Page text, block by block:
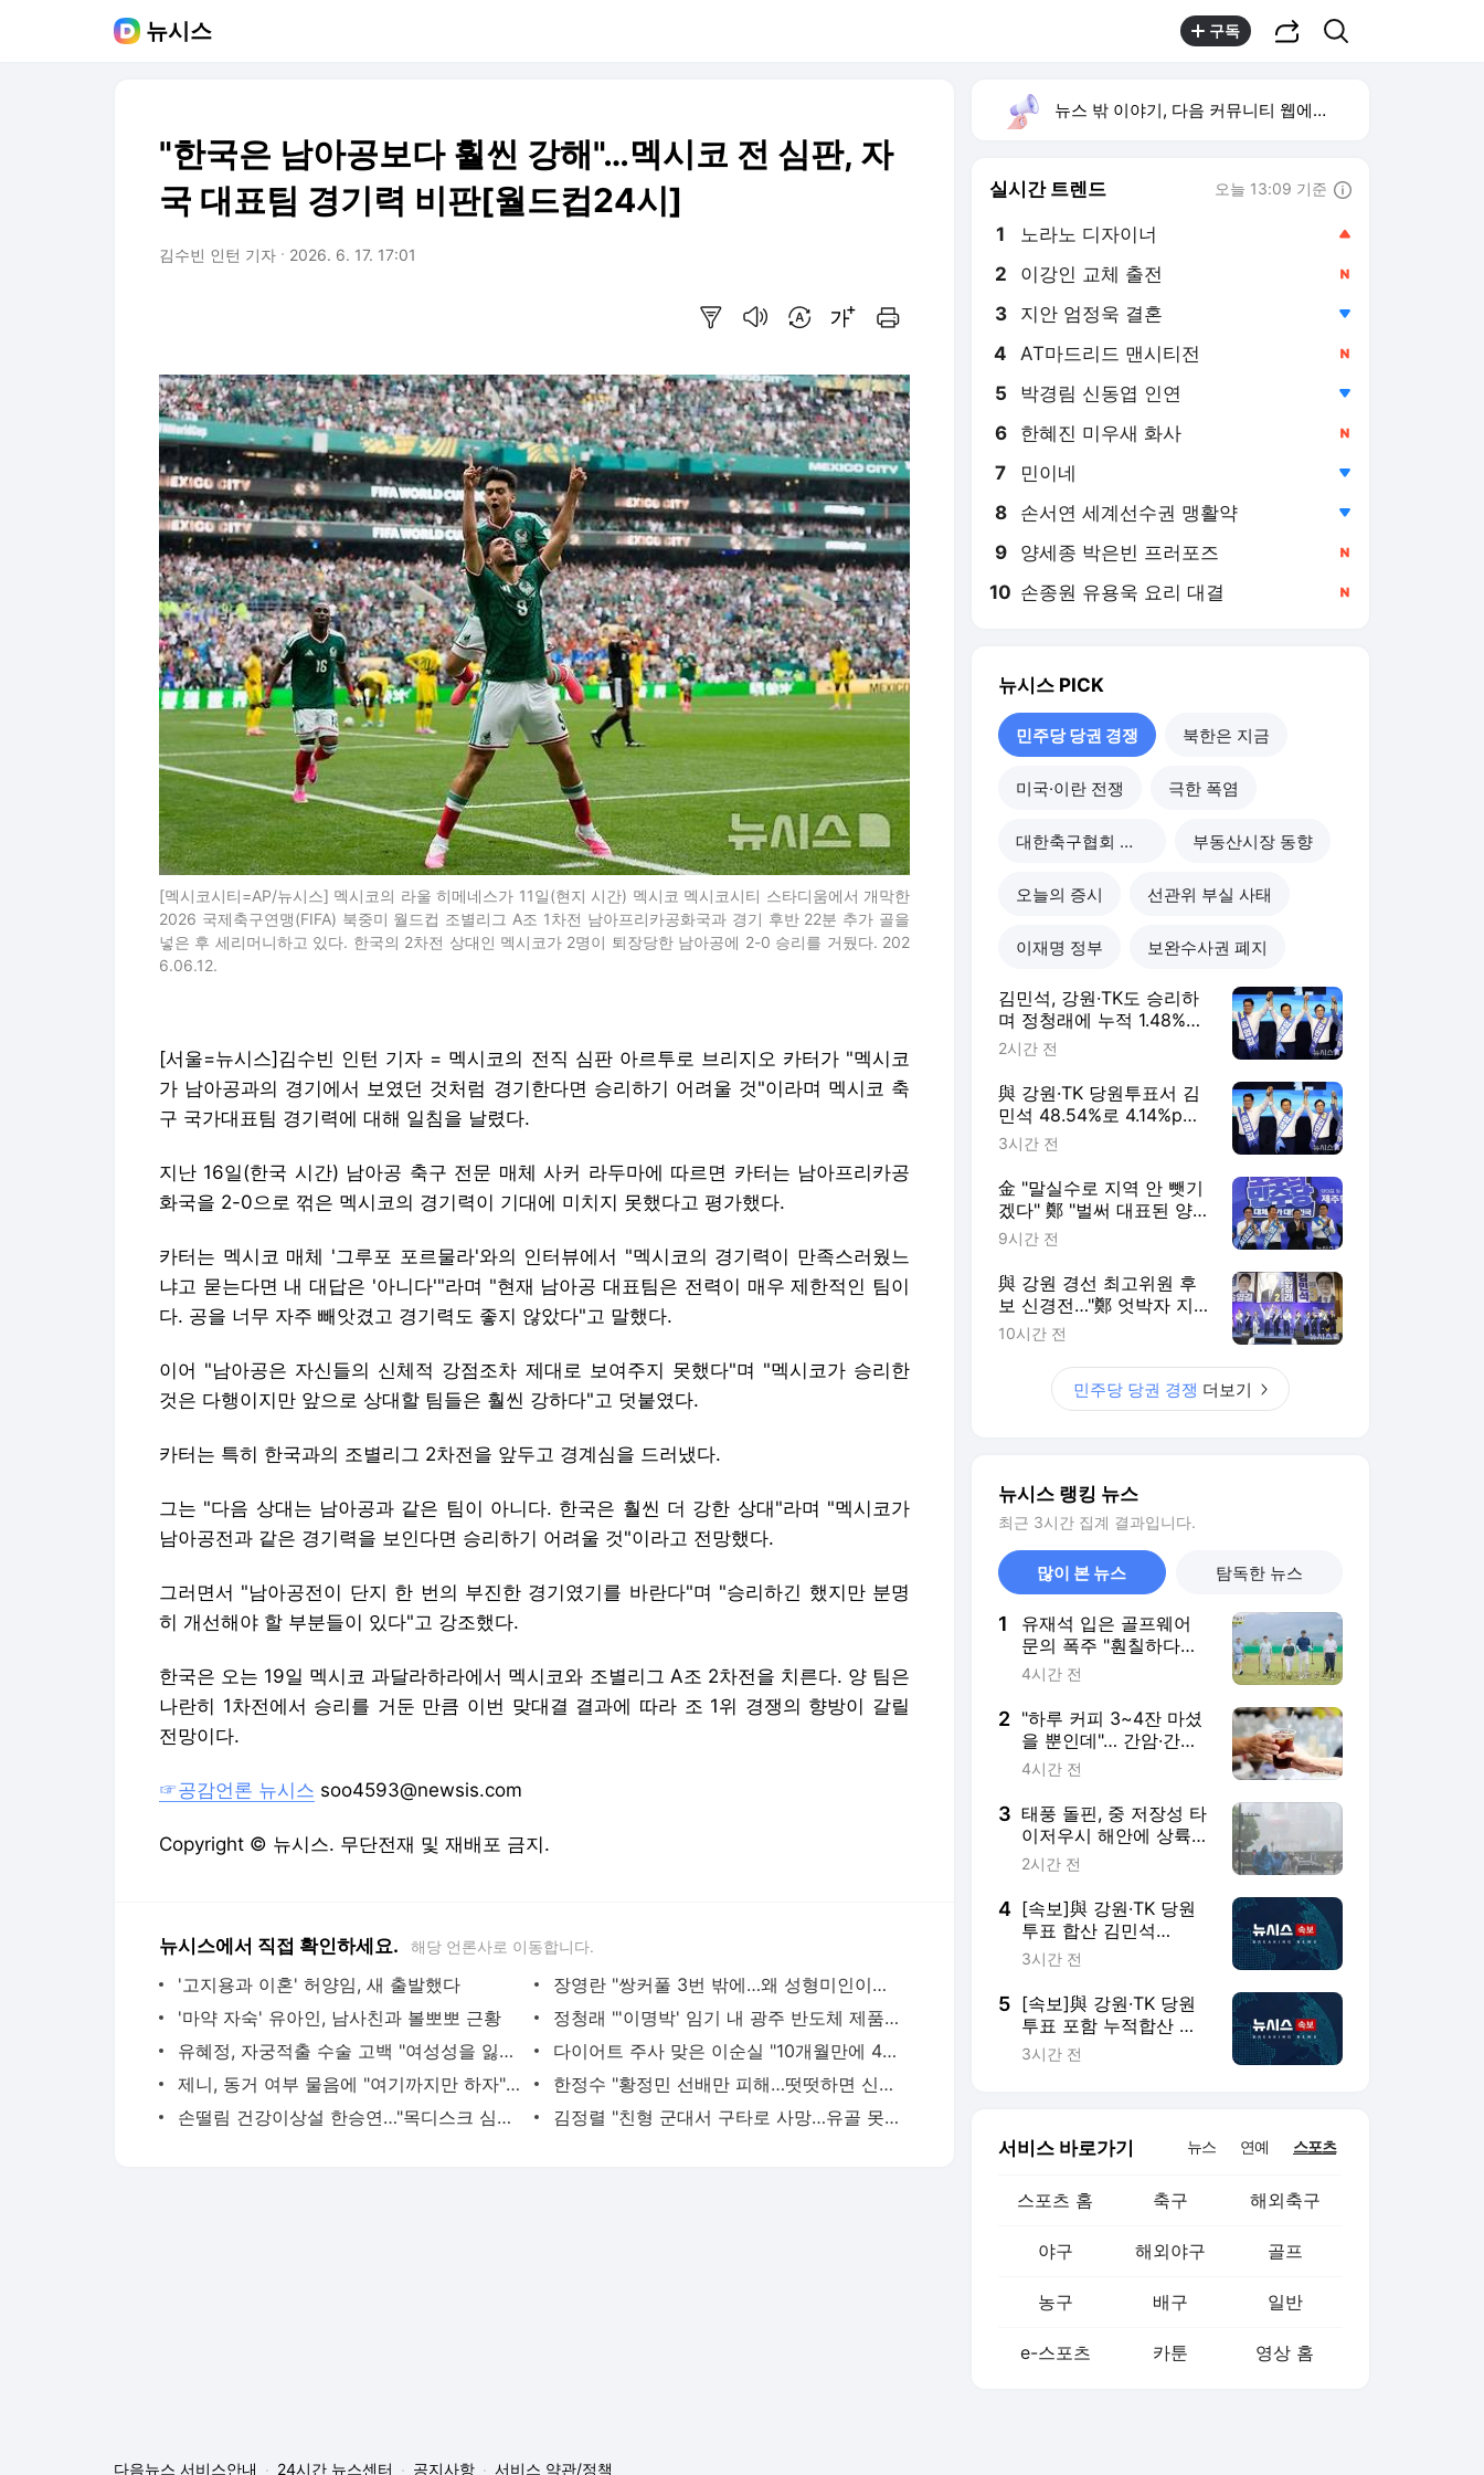
뉴시스 구독
"한국은 남아공보다 훨씬 강해"…멕시코 전 심판, 자
국 대표팀 경기력 비판[월드컵24시]
김수빈 인턴 기자 2026. 6. 17. 17:01
[멕시코시티=AP/뉴시스] 멕시코의 라울 히메네스가 11일(현지 시간) 멕시코 멕시코시티 스타디움에서 개막한
2026 국제축구연맹(FIFA) 북중미 월드컵 조별리그 A조 1차전 남아프리카공화국과 경기 후반 22분 추가 골을
넣은 후 세리머니하고 있다. 한국의 2차전 상대인 멕시코가 2명이 퇴장당한 남아공에 2-0 승리를 거뒀다. 202
6.06.12.
[서울=뉴시스]김수빈 인턴 기자 = 멕시코의 전직 심판 아르투로 브리지오 카터가 "멕시코
가 남아공과의 경기에서 보였던 것처럼 경기한다면 승리하기 어려울 것"이라며 멕시코 축
구 국가대표팀 경기력에 대해 일침을 날렸다.
지난 16일(한국 시간) 남아공 축구 전문 매체 사커 라두마에 따르면 카터는 남아프리카공
화국을 2-0으로 꺾은 멕시코의 경기력이 기대에 미치지 못했다고 평가했다.
카터는 멕시코 매체 '그루포 포르물라'와의 인터뷰에서 "멕시코의 경기력이 만족스러웠느
냐고 묻는다면 내 대답은 '아니다'"라며 "현재 남아공 대표팀은 전력이 매우 제한적인 팀이
다. 공을 너무 자주 빼앗겼고 경기력도 좋지 않았다"고 말했다.
이어 "남아공은 자신들의 신체적 강점조차 제대로 보여주지 못했다"며 "멕시코가 승리한
것은 다행이지만 앞으로 상대할 팀들은 훨씬 강하다"고 덧붙였다.
카터는 특히 한국과의 조별리그 2차전을 앞두고 경계심을 드러냈다.
그는 "다음 상대는 남아공과 같은 팀이 아니다. 한국은 훨씬 더 강한 상대"라며 "멕시코가
남아공전과 같은 경기력을 보인다면 승리하기 어려울 것"이라고 전망했다.
그러면서 "남아공전이 단지 한 번의 부진한 경기였기를 바란다"며 "승리하긴 했지만 분명
히 개선해야 할 부분들이 있다"고 강조했다.
한국은 오는 19일 멕시코 과달라하라에서 멕시코와 조별리그 A조 2차전을 치른다. 양 팀은
나란히 1차전에서 승리를 거둔 만큼 이번 맞대결 결과에 따라 조 1위 경쟁의 향방이 갈릴
전망이다.
☞공감언론 뉴시스 soo4593@newsis.com
Copyright © 뉴시스. 무단전재 및 재배포 금지.
뉴시스에서 직접 확인하세요. 해당 언론사로 이동합니다.
'고지용과 이혼' 허양임, 새 출발했다
장영란 "쌍커풀 3번 밖에…왜 성형미인이라고 하냐"
'마약 자숙' 유아인, 남사친과 볼뽀뽀 근황
정청래 "'이명박' 임기 내 광주 반도체 제품 출시" 말실수…"대통령 이름 잘못 불러 죄송"
유혜정, 자궁적출 수술 고백 "여성성을 잃는 것이…"
다이어트 주사 맞은 이순실 "10개월만에 45㎏ 감량"
제니, 동거 여부 물음에 "여기까지만 하자" 웃음
한정수 "황정민 선배만 피해…떳떳하면 신분 공개하라"
손떨림 건강이상설 한승연…"목디스크 심해 치료 중"
김정렬 "친형 군대서 구타로 사망…유골 못 찾아"
뉴스 밖 이야기, 다음 커뮤니티 웹에서 보기
실시간 트렌드 오늘 13:09 기준
1 노라노 디자이너
2 이강인 교체 출전
4 AT마드리드 맨시티전
5 박경림 신동엽 인연
6 한혜진 미우새 화사
7 민이네
8 손서연 세계선수권 맹활약
9 양세종 박은빈 프러포즈
10 손종원 유용욱 요리 대결
뉴시스 PICK
민주당 당권 경쟁 북한은 지금
미국·이란 전쟁 극한 폭염
대한축구협회 개혁 부동산시장 동향
오늘의 증시 선관위 부실 사태
이재명 정부 보완수사권 폐지
김민석, 강원·TK도 승리하
며 정청래에 누적 1.48%p
앞서…격차 벌리며 우세 점
2시간 전
與 강원·TK 당원투표서 김
민석 48.54%로 4.14%p차
승리…정청래 44.40%
3시간 전
金 "말실수로 지역 안 뺏기
겠다" 鄭 "벌써 대표된 양
당직 나눠줘"
9시간 전
與 강원 경선 최고위원 후
보 신경전…"鄭 엇박자 지
도부" "금도 지켜야"
10시간 전
민주당 당권 경쟁 더보기
뉴시스 랭킹 뉴스
최근 3시간 집계 결과입니다.
많이 본 뉴스 탐독한 뉴스
1
유재석 입은 골프웨어
문의 폭주 "훤칠하다고
하더라"
4시간 전
2 "하루 커피 3~4잔 마셨
을 뿐인데"… 간암·간경
변 위험 뚝
4시간 전
3 태풍 돌핀, 중 저장성 타
이저우시 해안에 상륙
(1보)
2시간 전
4 [속보]與 강원·TK 당원
투표 합산 김민석
48.54%로 승리…정청래
3시간 전
5 [속보]與 강원·TK 당원
투표 포함 누적합산 김
민석 46.01%로 승리…
3시간 전
서비스 바로가기 뉴스 연예 스포츠
스포츠 홈 축구 해외축구
야구 해외야구 골프
농구 배구 일반
e-스포츠 카툰 영상 홈
다음뉴스 서비스안내 24시간 뉴스센터 공지사항 서비스 약관/정책